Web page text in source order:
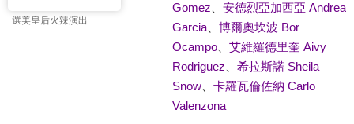
選美皇后火辣演出
Gomez
安德烈亞加西亞 Andrea
Garcia、 博爾奧坎波 Bor
Ocampo、 艾維羅德里奎 Aivy
Rodriguez
希拉斯諾 Sheila
Snow、 卡羅瓦倫佐納 Carlo
Valenzona